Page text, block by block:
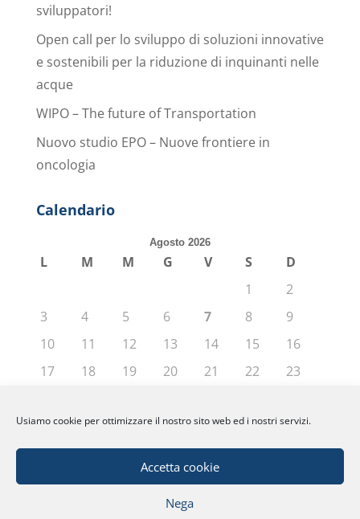
Usiamo cookie per ottimizzare il nostro sito web ed i nostri servizi.
Accetta cookie
Nega
sviluppatori!
Open call per lo sviluppo di soluzioni innovative
e sostenibili per la riduzione di inquinanti nelle
acque
WIPO – The future of Transportation
Nuovo studio EPO – Nuove frontiere in
oncologia
Calendario
Agosto 2026
L M M G V S
D
1
2
3
4 5 6 7 8
9
10
11 12 13 14 15
16
17
18 19 20 21 22
23
31
« Giu